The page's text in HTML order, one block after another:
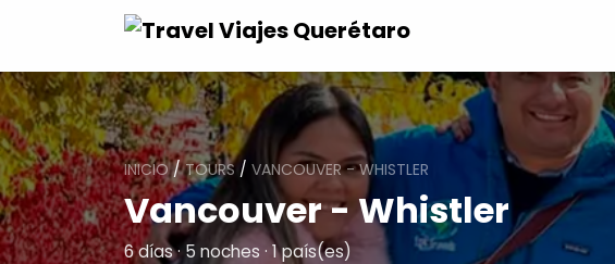
INICIO/TOURS / VANCOUVER - WHISTLER
Vancouver - Whistler
6 días · 5 noches · 1 país(es)